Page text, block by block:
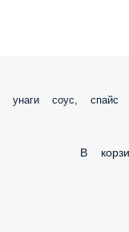
унаги соус, спайс
В